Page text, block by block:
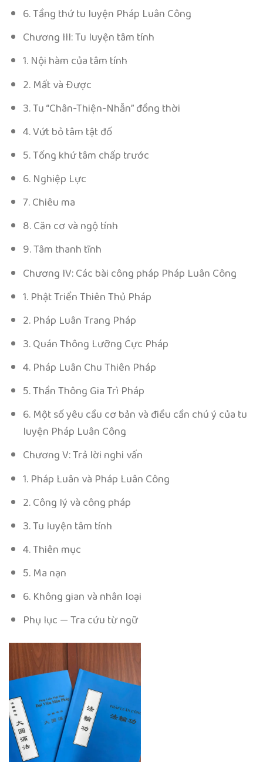
6. Tầng thứ tu luyện Pháp Luân Công
Chương III: Tu luyện tâm tính
1. Nội hàm của tâm tính
2. Mất và Ðược
3. Tu “Chân-Thiện-Nhẫn” đồng thời
4. Vứt bỏ tâm tật đố
5. Tống khứ tâm chấp trước
6. Nghiệp Lực
7. Chiêu ma
8. Căn cơ và ngộ tính
9. Tâm thanh tĩnh
Chương IV: Các bài công pháp Pháp Luân Công
1. Phật Triển Thiên Thủ Pháp
2. Pháp Luân Trang Pháp
3. Quán Thông Lưỡng Cực Pháp
4. Pháp Luân Chu Thiên Pháp
5. Thần Thông Gia Trì Pháp
6. Một số yêu cầu cơ bản và điều cần chú ý của tu
luyện Pháp Luân Công
Chương V: Trả lời nghi vấn
1. Pháp Luân và Pháp Luân Công
2. Công lý và công pháp
3. Tu luyện tâm tính
4. Thiên mục
5. Ma nạn
6. Không gian và nhân loại
Phụ lục — Tra cứu từ ngữ